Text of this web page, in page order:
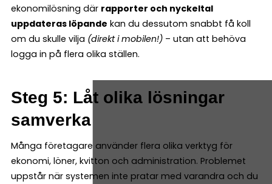
ekonomilösning där rapporter och nyckeltal
uppdateras löpande kan du dessutom snabbt få koll
om du skulle vilja (direkt i mobilen!) – utan att behöva
logga in på flera olika ställen.
Steg 5: Låt olika lösningar
samverka
Många företagare använder flera olika verktyg för
ekonomi, löner, kvitton och administration. Problemet
uppstår när systemen inte pratar med varandra och du